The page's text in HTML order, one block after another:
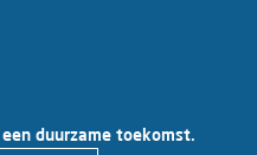
duurzame toekomst.